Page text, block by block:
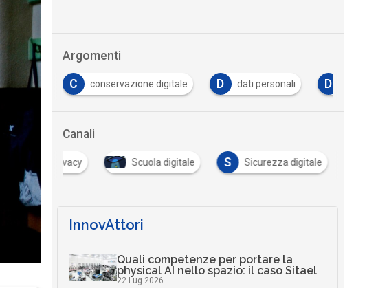
Argomenti
cloud C conservazione digitale D dati personali D
Canali
Privacy Scuola digitale S Sicurezza digitale
InnovAttori
Quali competenze per portare la
physical AI nello spazio: il caso Sitael
22 Lug 2026